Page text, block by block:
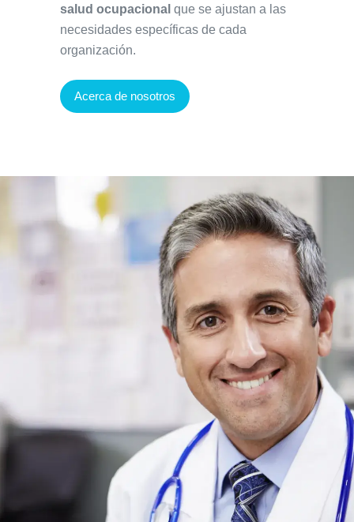
salud ocupacional que se ajustan a las
necesidades específicas de cada
organización.
Acerca de nosotros